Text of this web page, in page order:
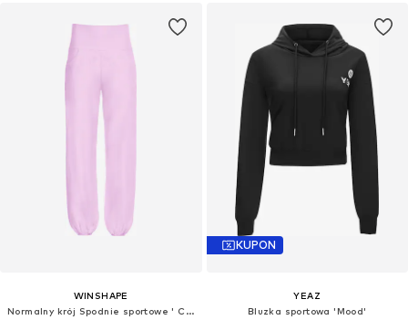
WINSHAPE
Normalny krój Spodnie sportowe ' CUL102LC '
KUPON
YEAZ
Bluzka sportowa 'Mood'